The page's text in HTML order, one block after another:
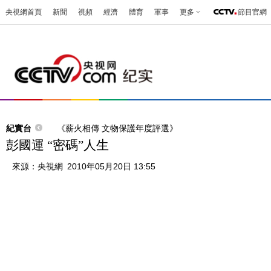
央視網首頁 新聞 視頻 經濟 體育 軍事 更多 節目官網
紀實台 《薪火相傳 文物保護年度評選》
彭國運 “密碼”人生
來源： 央視網 2010年05月20日 13:55